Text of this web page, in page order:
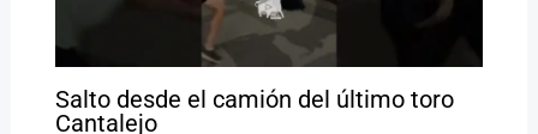
Salto desde el camión del último toro
Cantalejo